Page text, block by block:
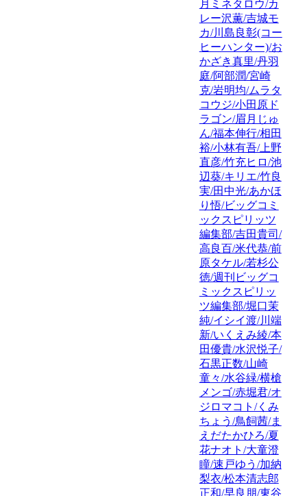
月ミネタロウ/カ
レー沢薫/吉城モ
カ/川島良彰(コー
ヒーハンター)/お
かざき真里/丹羽
庭/阿部潤/宮崎
克/岩明均/ムラタ
コウジ/小田原ド
ラゴン/眉月じゅ
ん/福本伸行/相田
裕/小林有吾/上野
直彦/竹充ヒロ/池
辺葵/キリエ/竹良
実/田中光/あかほ
り悟/ビッグコミ
ックスピリッツ
編集部/吉田貴司/
高良百/米代恭/前
原タケル/若杉公
徳/週刊ビッグコ
ミックスピリッ
ツ編集部/堀口茉
純/イシイ渡/川端
新/いくえみ綾/本
田優貴/水沢悦子/
石黒正数/山崎
童々/水谷緑/横槍
メンゴ/赤堀君/オ
ジロマコト/くみ
ちょう/鳥飼茜/ま
えだたかひろ/夏
花ナオト/大童澄
瞳/速戸ゆう/加納
梨衣/松本清志郎
正和/早良朋/東谷